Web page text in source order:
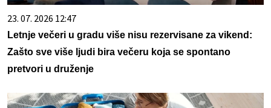
23. 07. 2026 12:47
Letnje večeri u gradu više nisu rezervisane za vikend:
Zašto sve više ljudi bira večeru koja se spontano
pretvori u druženje